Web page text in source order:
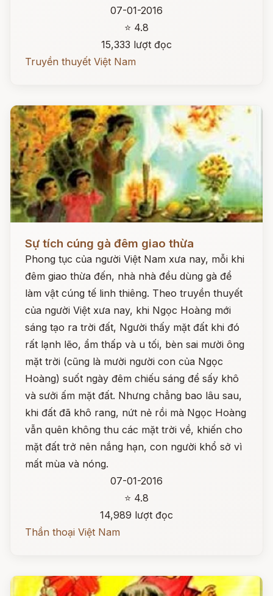
07-01-2016
⭐ 4.8
15,333 lượt đọc
Truyền thuyết Việt Nam
Sự tích cúng gà đêm giao thừa
Phong tục của người Việt Nam xưa nay, mỗi khi
đêm giao thừa đến, nhà nhà đều dùng gà để
làm vật cúng tế linh thiêng. Theo truyền thuyết
của người Việt xưa nay, khi Ngọc Hoàng mới
sáng tạo ra trời đất, Người thấy mặt đất khi đó
rất lạnh lẽo, ẩm thấp và u tối, bèn sai mười ông
mặt trời (cũng là mười người con của Ngọc
Hoàng) suốt ngày đêm chiếu sáng để sấy khô
và sưởi ấm mặt đất. Nhưng chẳng bao lâu sau,
khi đất đã khô rang, nứt nẻ rồi mà Ngọc Hoàng
vẫn quên không thu các mặt trời về, khiến cho
mặt đất trở nên nắng hạn, con người khổ sở vì
mất mùa và nóng.
07-01-2016
⭐ 4.8
14,989 lượt đọc
Thần thoại Việt Nam